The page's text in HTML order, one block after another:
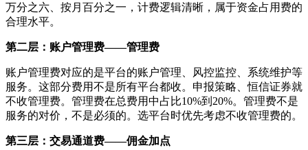
万分之六、按月百分之一，计费逻辑清晰，属于资金占用费的
合理水平。
第二层：账户管理费——管理费
账户管理费对应的是平台的账户管理、风控监控、系统维护等
服务。这部分费用不是所有平台都收。申报策略、恒信证券就
不收管理费。管理费在总费用中占比10%到20%。管理费不是
服务的对价，不是必须的。选平台时优先考虑不收管理费的。
第三层：交易通道费——佣金加点